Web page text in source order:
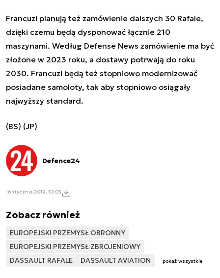
Francuzi planują też zamówienie dalszych 30 Rafale,
dzięki czemu będą dysponować łącznie 210
maszynami. Według Defense News zamówienie ma być
złożone w 2023 roku, a dostawy potrwają do roku
2030. Francuzi będą też stopniowo modernizować
posiadane samoloty, tak aby stopniowo osiągały
najwyższy standard.
(BS) (JP)
Defence24
16 stycznia 2019, 10:05
Zobacz również
EUROPEJSKI PRZEMYSŁ OBRONNY
EUROPEJSKI PRZEMYSŁ ZBROJENIOWY
DASSAULT RAFALE
DASSAULT AVIATION pokaż wszystkie